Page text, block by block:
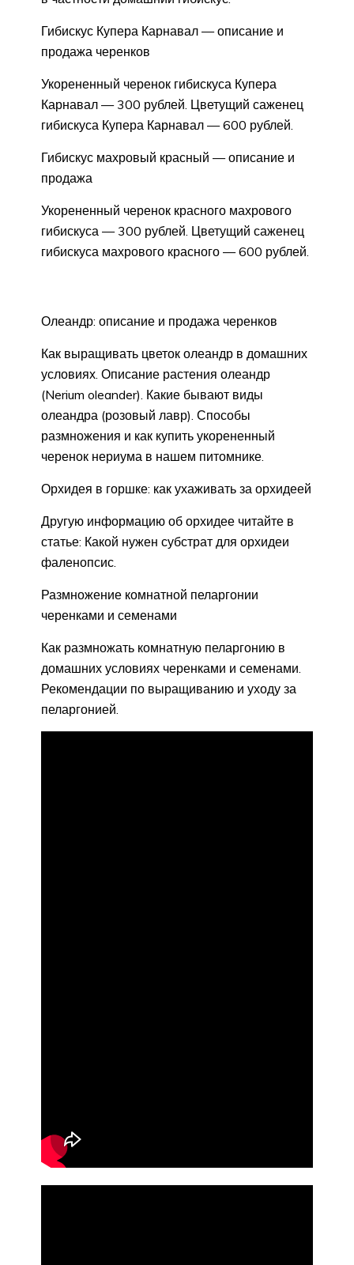
Гибискус Купера Карнавал — описание и
продажа черенков
Укорененный черенок гибискуса Купера
Карнавал — 300 рублей. Цветущий саженец
гибискуса Купера Карнавал — 600 рублей.
Гибискус махровый красный — описание и
продажа
Укорененный черенок красного махрового
гибискуса — 300 рублей. Цветущий саженец
гибискуса махрового красного — 600 рублей.
Олеандр: описание и продажа черенков
Как выращивать цветок олеандр в домашних
условиях. Описание растения олеандр
(Nerium oleander). Какие бывают виды
олеандра (розовый лавр). Способы
размножения и как купить укорененный
черенок нериума в нашем питомнике.
Орхидея в горшке: как ухаживать за орхидеей
Другую информацию об орхидее читайте в
статье: Какой нужен субстрат для орхидеи
фаленопсис.
Размножение комнатной пеларгонии
черенками и семенами
Как размножать комнатную пеларгонию в
домашних условиях черенками и семенами.
Рекомендации по выращиванию и уходу за
пеларгонией.